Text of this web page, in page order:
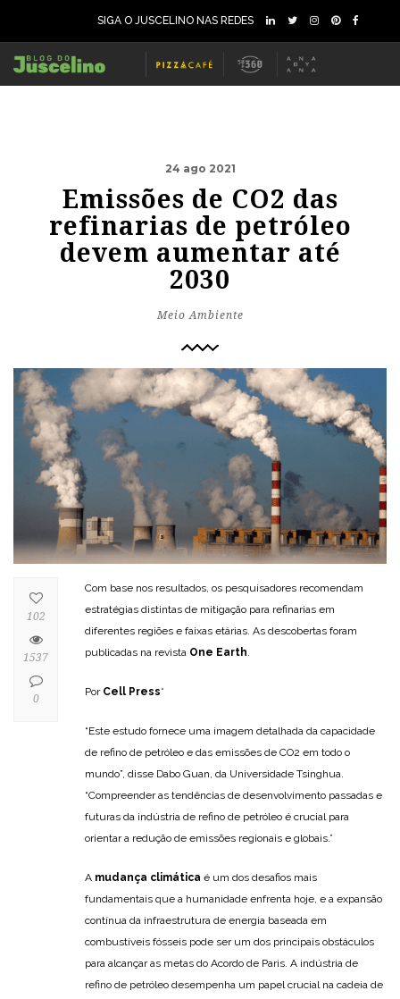
SIGA O JUSCELINO NAS REDES
24 ago 2021
Emissões de CO2 das
refinarias de petróleo
devem aumentar até
2030
Meio Ambiente
Com base nos resultados, os pesquisadores recomendam
estratégias distintas de mitigação para refinarias em
diferentes regiões e faixas etárias. As descobertas foram
publicadas na revista One Earth.
Por Cell Press*
“Este estudo fornece uma imagem detalhada da capacidade
de refino de petróleo e das emissões de CO2 em todo o
mundo”, disse Dabo Guan, da Universidade Tsinghua.
“Compreender as tendências de desenvolvimento passadas e
futuras da indústria de refino de petróleo é crucial para
orientar a redução de emissões regionais e globais.”
A mudança climática é um dos desafios mais
fundamentais que a humanidade enfrenta hoje, e a expansão
contínua da infraestrutura de energia baseada em
combustíveis fósseis pode ser um dos principais obstáculos
para alcançar as metas do Acordo de Paris. A indústria de
refino de petróleo desempenha um papel crucial na cadeia de
102
1537
0